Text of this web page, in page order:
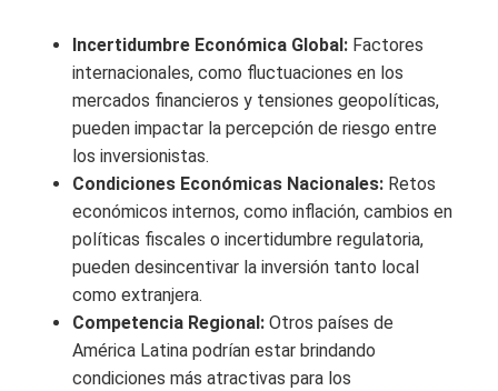
Incertidumbre Económica Global: Factores
internacionales, como fluctuaciones en los
mercados financieros y tensiones geopolíticas,
pueden impactar la percepción de riesgo entre
los inversionistas.
Condiciones Económicas Nacionales: Retos
económicos internos, como inflación, cambios en
políticas fiscales o incertidumbre regulatoria,
pueden desincentivar la inversión tanto local
como extranjera.
Competencia Regional: Otros países de
América Latina podrían estar brindando
condiciones más atractivas para los